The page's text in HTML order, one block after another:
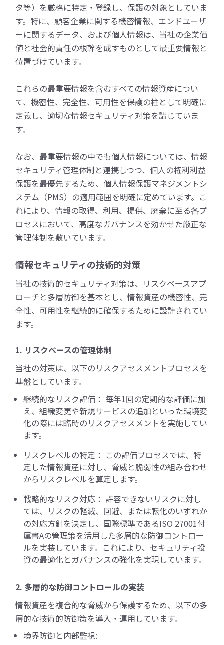
タ等）を厳格に特定・登録し、保護の対象としていま
す。特に、顧客企業に関する機密情報、エンドユーザ
ーに関するデータ、および個人情報は、当社の企業価
値と社会的責任の根幹を成すものとして最重要情報と
位置づけています。
これらの最重要情報を含むすべての情報資産につい
て、機密性、完全性、可用性を保護の柱として明確に
定義し、適切な情報セキュリティ対策を講じていま
す。
なお、最重要情報の中でも個人情報については、情報
セキュリティ管理体制と連携しつつ、個人の権利利益
保護を最優先するため、個人情報保護マネジメントシ
ステム（PMS）の適用範囲を明確に定めています。こ
れにより、情報の取得、利用、提供、廃棄に至る各プ
ロセスにおいて、高度なガバナンスを効かせた厳正な
管理体制を敷いています。
情報セキュリティの技術的対策
当社の技術的セキュリティ対策は、リスクベースアプ
ローチと多層防御を基本とし、情報資産の機密性、完
全性、可用性を継続的に確保するために設計されてい
ます。
1. リスクベースの管理体制
当社の対策は、以下のリスクアセスメントプロセスを
基盤としています。
継続的なリスク評価： 毎年1回の定期的な評価に加
え、組織変更や新規サービスの追加といった環境変
化の際には臨時のリスクアセスメントを実施してい
ます。
リスクレベルの特定： この評価プロセスでは、特
定した情報資産に対し、脅威と脆弱性の組み合わせ
からリスクレベルを算定します。
戦略的なリスク対応： 許容できないリスクに対し
ては、リスクの軽減、回避、または転化のいずれか
の対応方針を決定し、国際標準であるISO 27001付
属書Aの管理策を活用した多層的な防御コントロー
ルを実装しています。これにより、セキュリティ投
資の最適化とガバナンスの強化を実現しています。
2. 多層的な防御コントロールの実装
情報資産を複合的な脅威から保護するため、以下の多
層的な技術的防御策を導入・運用しています。
境界防御と内部監視: